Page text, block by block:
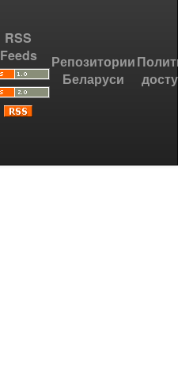
RSS
Feeds
Репозитории
Беларуси